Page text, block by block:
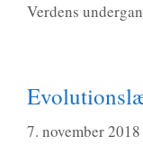
Verdens
7. november 2018